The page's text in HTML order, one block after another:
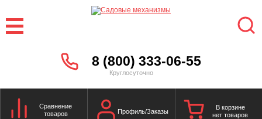
8 (800) 333-06-55
Круглосуточно
Сравнение
товаров
Профиль/Заказы
В корзине
нет товаров